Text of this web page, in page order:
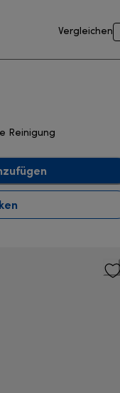
Vergleichen
Reinigung